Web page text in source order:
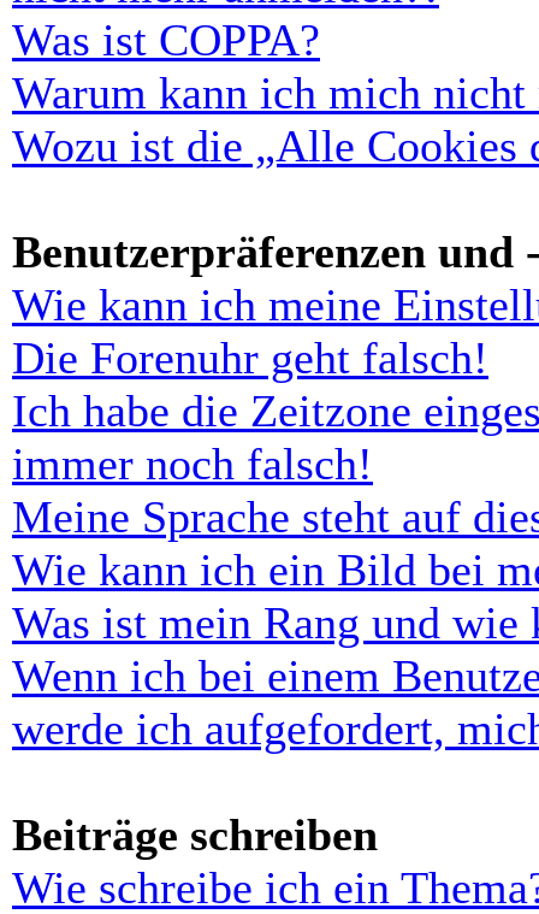
Was ist COPPA?
Warum kann ich mich nicht
Wozu ist die „Alle Cookies
Benutzerpräferenzen und
Wie kann ich meine
Die Forenuhr geht falsch!
Ich habe die Zeitzone
immer noch falsch!
Meine Sprache steht auf
Wie kann ich ein Bild bei
Was ist mein Rang und wie
Wenn ich bei einem
werde ich aufgefordert,
Beiträge schreiben
Wie schreibe ich ein